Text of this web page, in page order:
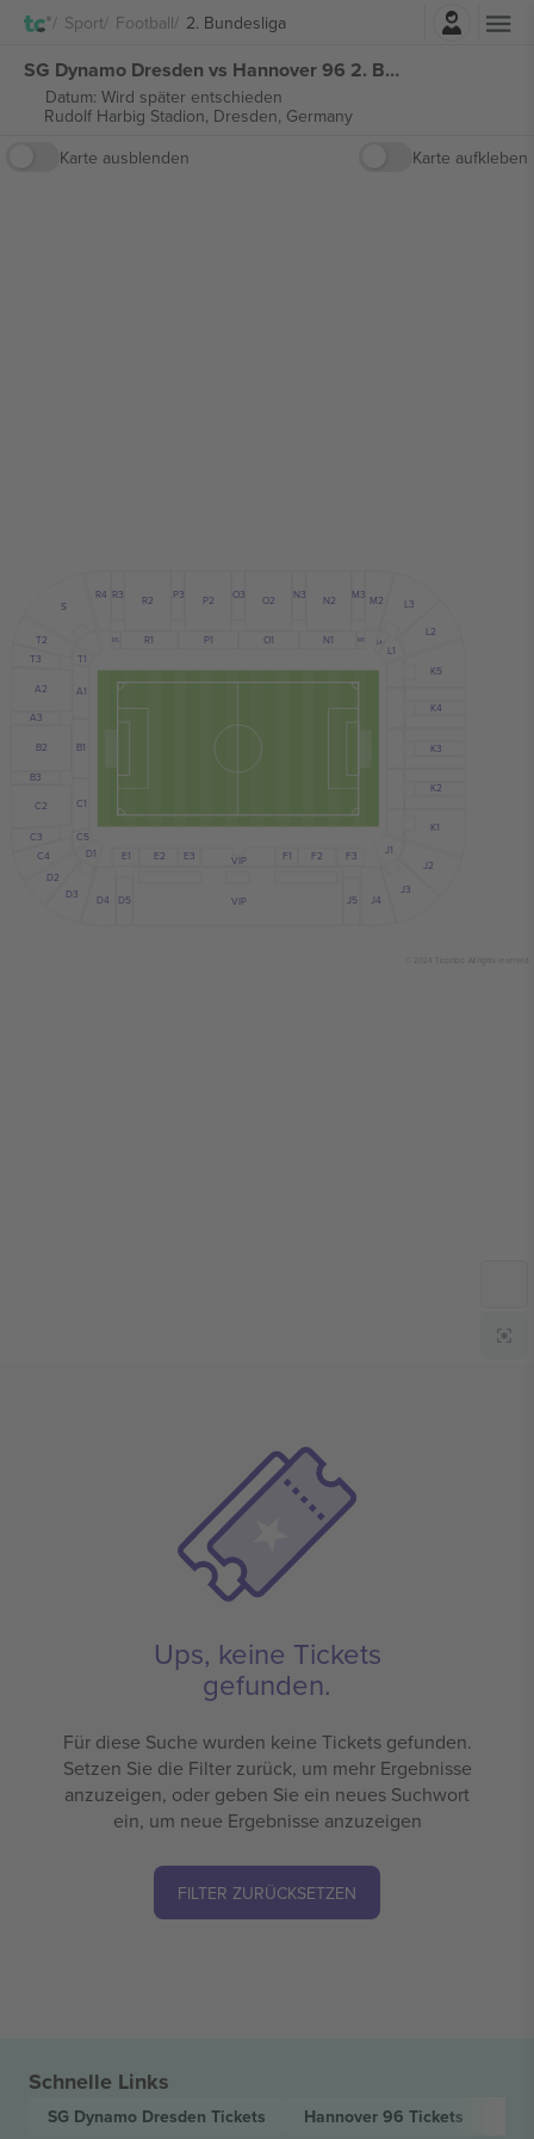
Sport Football 2. Bundesliga
SG Dynamo Dresden vs Hannover 96 2. Bundesliga tickets
Datum: Wird später entschieden
Rudolf Harbig Stadion, Dresden, Germany
Karte ausblenden
Karte aufkleben
VIP
VIP
K5
K4
K3
K2
K1
J2
J1
C5
C4
C3
C1
C2
B3
B2 B1
A3
A2 A1
T3
T2
T1
L2
L1
J3
J4
J5
F3
F2
F1
E3
E2
E1
D5
D4
D3
D2
D1
S
R4 R3 R2
R5 R1
P3 P2
P1
O3 O2
O1 N1
N2
N3 M3 M2
M1
L3
L4
© 2024 Ticombo. All rights reserved
Ups, keine Tickets
gefunden.
Für diese Suche wurden keine Tickets gefunden.
Setzen Sie die Filter zurück, um mehr Ergebnisse
anzuzeigen, oder geben Sie ein neues Suchwort
ein, um neue Ergebnisse anzuzeigen
FILTER ZURÜCKSETZEN
Schnelle Links
SG Dynamo Dresden Tickets Hannover 96 Tickets